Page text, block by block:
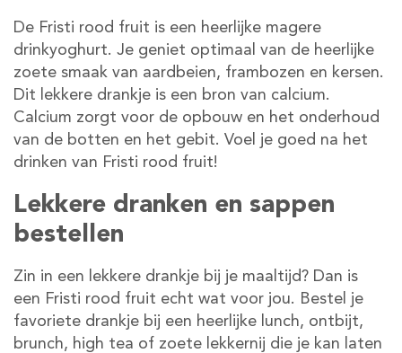
De Fristi rood fruit is een heerlijke magere
drinkyoghurt. Je geniet optimaal van de heerlijke
zoete smaak van aardbeien, frambozen en kersen.
Dit lekkere drankje is een bron van calcium.
Calcium zorgt voor de opbouw en het onderhoud
van de botten en het gebit. Voel je goed na het
drinken van Fristi rood fruit!
Lekkere dranken en sappen
bestellen
Zin in een lekkere drankje bij je maaltijd? Dan is
een Fristi rood fruit echt wat voor jou. Bestel je
favoriete drankje bij een heerlijke lunch, ontbijt,
brunch, high tea of zoete lekkernij die je kan laten